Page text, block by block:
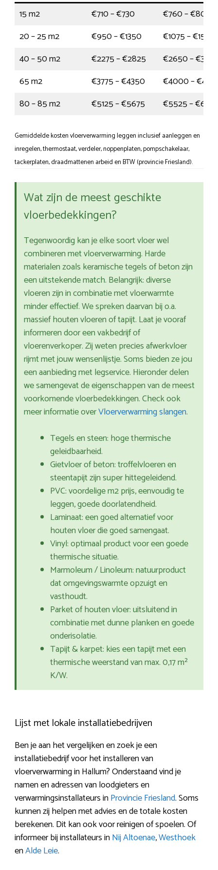
15 m2
€710 – €730
€760 – €805
20 – 25 m2
€950 – €1350
€1075 – €1550
40 – 50 m2
€2275 – €2825
€2650 –
65 m2
€3775 – €4350
€4000 –
80 – 85 m2
€5125 – €5675 €5525 –
Gemiddelde kosten vloerverwarming leggen inclusief aanleggen en
inregelen, thermostaat, verdeler, noppenplaten, pompschakelaar,
tackerplaten, draadmattenen arbeid en BTW (provincie Friesland).
Wat zijn de meest geschikte
vloerbedekkingen?
Tegenwoordig kan je elke soort vloer wel
combineren met vloerverwarming. Harde
materialen zoals keramische tegels of beton zijn
een uitstekende match. Belangrijk: diverse
vloeren zijn in combinatie met vloerwarmte
minder effectief. We spreken daarvan bij o.a.
massief houten vloeren of tapijt. Laat je vooraf
informeren door een vakbedrijf of
vloerenverkoper. Zij weten precies afwerkvloer
rijmt met jouw wensenlijstje. Soms bieden ze jou
een aanbieding met legservice. Hieronder delen
we samengevat de eigenschappen van de meest
voorkomende vloerbedekkingen. Check ook
meer informatie overVloerverwarming slangen.
Tegels en steen: hoge thermische
geleidbaarheid.
Gietvloer of beton: troffelvloeren en
steentapijt zijn super hittegeleidend.
PVC: voordelige m2 prijs, eenvoudig te
leggen, goede doorlatendheid.
Laminaat: een goed alternatief voor
houten vloer die goed samengaat.
Vinyl: optimaal product voor een goede
thermische situatie.
Marmoleum / Linoleum: natuurproduct
dat omgevingswarmte opzuigt en
vasthoudt.
Parket of houten vloer: uitsluitend in
combinatie met dunne planken en goede
onderisolatie.
Tapijt & karpet: kies een tapijt met een
thermische weerstand van max. 0,17 m²
K/W.
Lijst met lokale installatiebedrijven
Ben je aan het vergelijken en zoek je een
installatiebedrijf voor het installeren van
vloerverwarming in Hallum? Onderstaand vind je
namen en adressen van loodgieters en
verwarmingsinstallateurs inProvincie Friesland. Soms
kunnen zij helpen met advies en de totale kosten
berekenen. Dit kan ook voor reinigen of spoelen. Of
informeer bij installateurs inNij Altoenae,Westhoek
enAlde Leie.